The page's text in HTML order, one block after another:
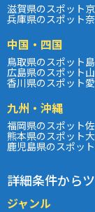
滋賀県のスポット
兵庫県のスポット
中国・四国
鳥取県のスポット
広島県のスポット
香川県のスポット
九州・沖縄
福岡県のスポット
熊本県のスポット
鹿児島県のスポット
詳細条件から
ジャンル